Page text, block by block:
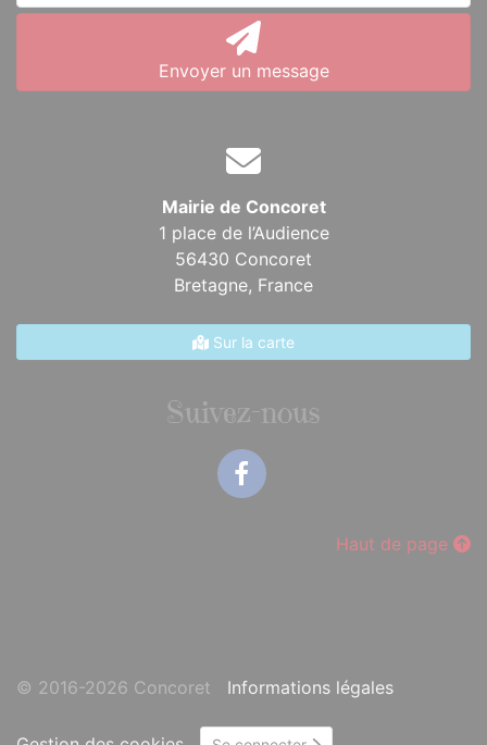
Envoyer un message
Mairie de Concoret
1 place de l’Audience
56430 Concoret
Bretagne, France
Sur la carte
Suivez-nous
Haut de page
© 2016-2026 Concoret Informations légales